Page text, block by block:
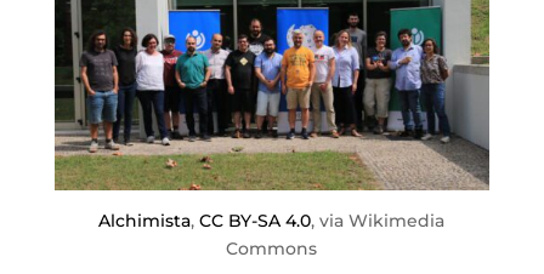
Alchimista,CC BY-SA 4.0, via Wikimedia
Commons